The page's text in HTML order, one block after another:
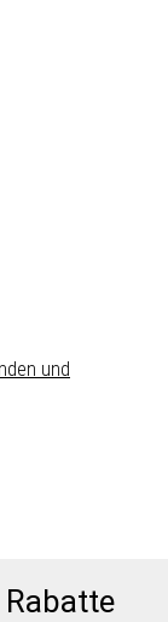
und